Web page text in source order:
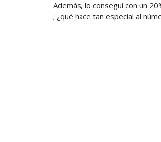
Además, lo conseguí con un
; ¿qué hace tan especial al